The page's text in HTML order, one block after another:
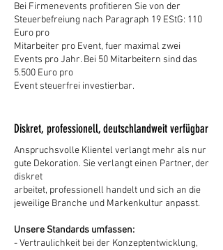
Bei Firmenevents profitieren Sie von der
Steuerbefreiung nach Paragraph 19 EStG: 110
Euro pro
Mitarbeiter pro Event, fuer maximal zwei
Events pro Jahr. Bei 50 Mitarbeitern sind das
5.500 Euro pro
Event steuerfrei investierbar.
Diskret, professionell, deutschlandweit verfügbar
Anspruchsvolle Klientel verlangt mehr als nur
gute Dekoration. Sie verlangt einen Partner, der
diskret
arbeitet, professionell handelt und sich an die
jeweilige Branche und Markenkultur anpasst.
Unsere Standards umfassen:
- Vertraulichkeit bei der Konzeptentwicklung,